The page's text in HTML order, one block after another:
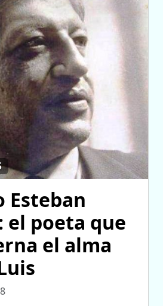
Esteban
el poeta que
el alma